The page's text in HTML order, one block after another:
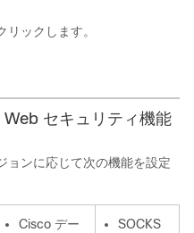
リックします。
セキュリティ機能
ンに応じて次の機能を設定
Cisco デー
SOCKS